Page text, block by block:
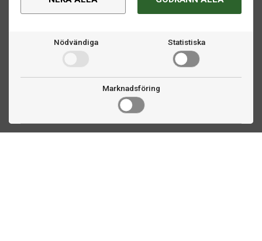
Nödvändiga Statistiska
Marknadsföring